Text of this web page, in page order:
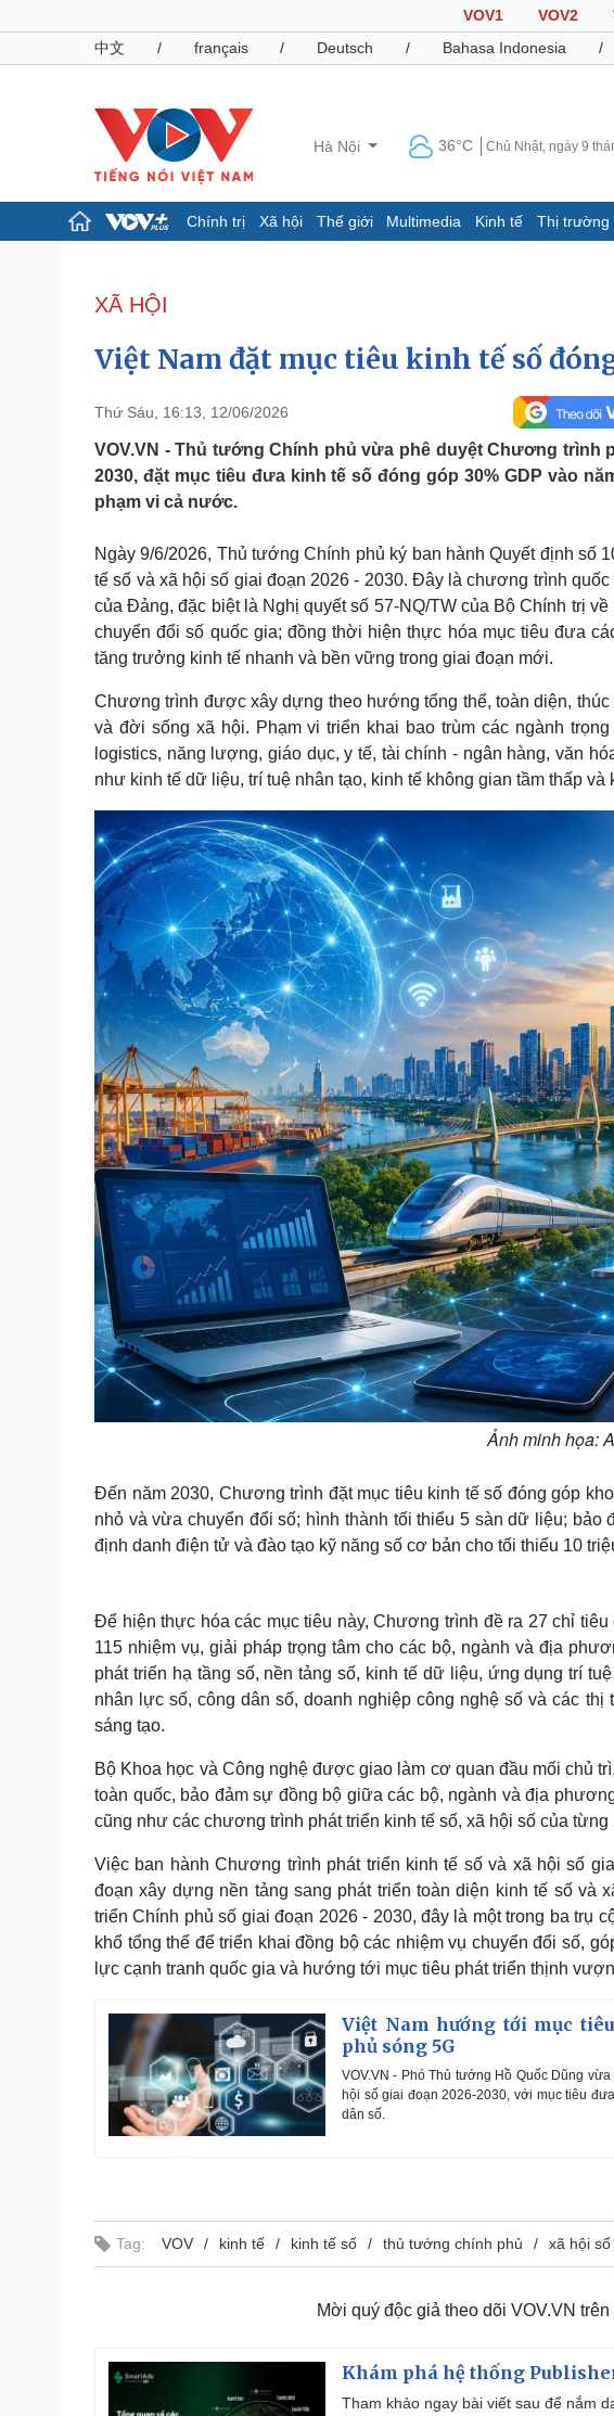
VOV1 VOV2
中文
/ français / Deutsch / Bahasa Indonesia /
Hà Nội 36°C Chủ Nhật, ngày 9
Chính trị Xã hội Thế giới Multimedia Kinh tế Thị trường
Đảng
Tổ chức nhân sự
Nhận diện sự thật
Dấu ấn VOV
Hồ sơ
Pháp luật
Vụ án
Tin nóng
Quân sự - Quốc phòng
Vũ khí
Thể thao
Bóng đá
eSports
Hậu trường
Sức khỏe
Dinh dưỡng - món ngon
Cây thuốc
Nhi khoa
Nam khoa
Làm đẹp - giảm cân
Phòng mạch online
Ăn sạch sống khỏe
Đời sống
Nhà đẹp
Blog
Văn hóa
Sân khấu -
Văn học
Di sản
Cải chính
XÃ HỘI
Việt Nam đặt mục tiêu kinh tế số
Thứ Sáu, 16:13, 12/06/2026
VOV.VN - Thủ tướng Chính phủ vừa phê duyệt Chương trình
2030, đặt mục tiêu đưa kinh tế số đóng góp 30% GDP vào
phạm vi cả nước.
Ngày 9/6/2026, Thủ tướng Chính phủ ký ban hành Quyết định số
tế số và xã hội số giai đoạn 2026 - 2030. Đây là chương trình
của Đảng, đặc biệt là Nghị quyết số 57-NQ/TW của Bộ Chính trị
chuyển đổi số quốc gia; đồng thời hiện thực hóa mục tiêu đưa
tăng trưởng kinh tế nhanh và bền vững trong giai đoạn mới.
Chương trình được xây dựng theo hướng tổng thể, toàn diện,
và đời sống xã hội. Phạm vi triển khai bao trùm các ngành
logistics, năng lượng, giáo dục, y tế, tài chính - ngân hàng, văn
như kinh tế dữ liệu, trí tuệ nhân tạo, kinh tế không gian tầm thấp và
Ảnh minh họa:
Đến năm 2030, Chương trình đặt mục tiêu kinh tế số đóng góp
nhỏ và vừa chuyển đổi số; hình thành tối thiểu 5 sàn dữ liệu;
định danh điện tử và đào tạo kỹ năng số cơ bản cho tối thiểu 10
Để hiện thực hóa các mục tiêu này, Chương trình đề ra 27 chỉ
115 nhiệm vụ, giải pháp trọng tâm cho các bộ, ngành và địa
phát triển hạ tầng số, nền tảng số, kinh tế dữ liệu, ứng dụng trí
nhân lực số, công dân số, doanh nghiệp công nghệ số và các
sáng tạo.
Bộ Khoa học và Công nghệ được giao làm cơ quan đầu mối chủ
toàn quốc, bảo đảm sự đồng bộ giữa các bộ, ngành và địa
cũng như các chương trình phát triển kinh tế số, xã hội số của từng
Việc ban hành Chương trình phát triển kinh tế số và xã hội số
đoạn xây dựng nền tảng sang phát triển toàn diện kinh tế số và
triển Chính phủ số giai đoạn 2026 - 2030, đây là một trong ba trụ
khổ tổng thể để triển khai đồng bộ các nhiệm vụ chuyển đổi số,
lực cạnh tranh quốc gia và hướng tới mục tiêu phát triển thịnh
Việt Nam hướng tới mục
phủ sóng 5G
VOV.VN - Phó Thủ tướng Hồ Quốc Dũng
hội số giai đoạn 2026-2030, với mục tiêu
dân số.
Tag: VOV kinh tế kinh tế số thủ tướng chính phủ xã hội số
Mời quý độc giả theo dõi VOV.VN trên
Khám phá hệ thống
Tham khảo ngay bài viết sau để nắm